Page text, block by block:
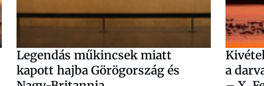
Legendás műkincsek miatt
kapott hajba Görögország és
a